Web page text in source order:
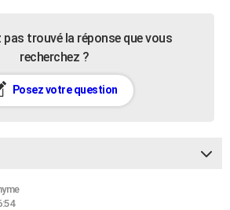
pas trouvé la réponse que vous
recherchez ?
Posez votre question